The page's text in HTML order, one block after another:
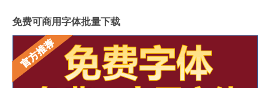
免费可商用字体批量下载